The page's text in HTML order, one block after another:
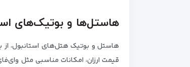
هاستل‌ها و بوتیک‌های
هاستل‌ و بوتیک هتل‌های استانبول، از
قیمت ارزان، امکانات مناسبی مثل